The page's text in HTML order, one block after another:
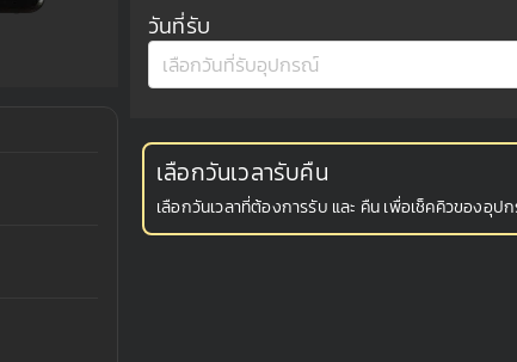
วันที่รับ
เลือกวันเวลารับคืน
เลือกวันเวลาที่ต้องการรับ และ คืน เพื่อเช็คคิวของอุป